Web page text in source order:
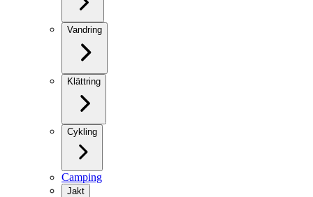
Vandring
Klättring
Cykling
Camping
Jakt